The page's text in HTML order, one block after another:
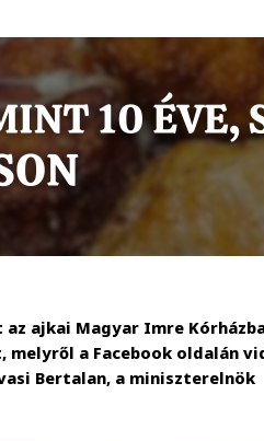
ajkai Magyar Imre
a Facebook oldalán
Bertalan, a miniszterelnök